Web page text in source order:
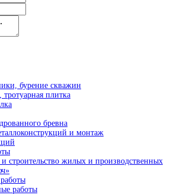
бурение скважин
тротуарная плитка
бревна
и монтаж
строительство жилых и производственных
работы